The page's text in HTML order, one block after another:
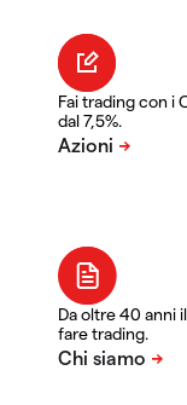
Fai trading con i
dal 7,5%.
Da oltre 40 anni
fare trading.